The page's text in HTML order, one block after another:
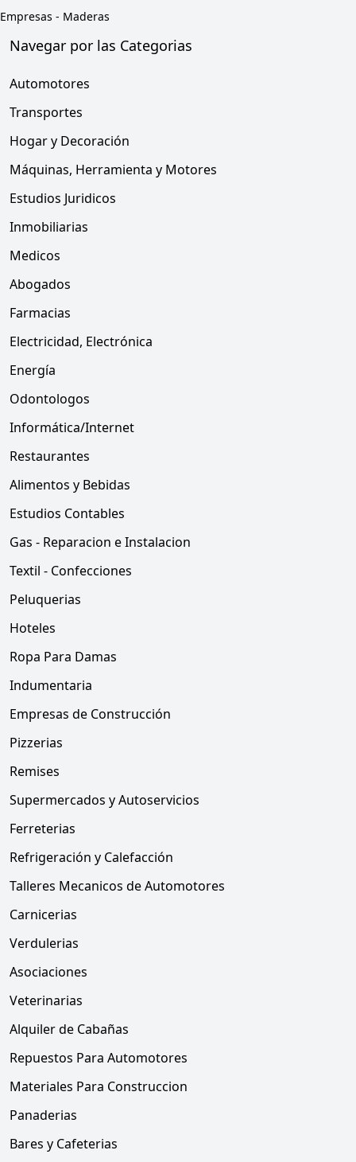
Empresas - Maderas
Navegar por las Categorias
Automotores
Transportes
Hogar y Decoración
Máquinas, Herramienta y Motores
Estudios Juridicos
Inmobiliarias
Medicos
Abogados
Farmacias
Electricidad, Electrónica
Energía
Odontologos
Informática/Internet
Restaurantes
Alimentos y Bebidas
Estudios Contables
Gas - Reparacion e Instalacion
Textil - Confecciones
Peluquerias
Hoteles
Ropa Para Damas
Indumentaria
Empresas de Construcción
Pizzerias
Remises
Supermercados y Autoservicios
Ferreterias
Refrigeración y Calefacción
Talleres Mecanicos de Automotores
Carnicerias
Verdulerias
Asociaciones
Veterinarias
Alquiler de Cabañas
Repuestos Para Automotores
Materiales Para Construccion
Panaderias
Bares y Cafeterias